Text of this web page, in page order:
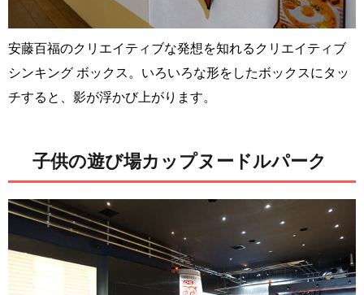
安藤百福のクリエイティブな発想を知れるクリエイティブ
シンキング ボックス。いろいろな形をしたボックスにタッ
チすると、影が浮かび上がります。
子供の遊び場カップヌードルパーク